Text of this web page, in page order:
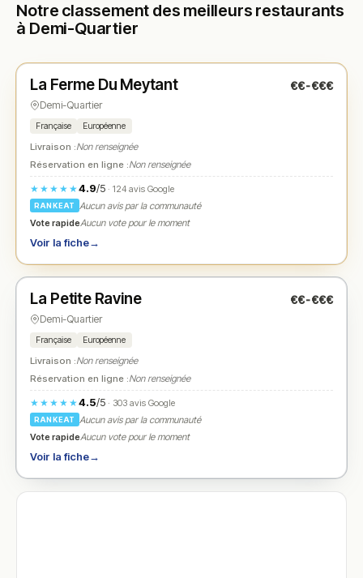
Notre classement des meilleurs restaurants
à Demi-Quartier
★ N° 1
La Ferme Du Meytant €€-€€€
Demi-Quartier
Française Européenne
Livraison :Non renseignée
Réservation en ligne :Non renseignée
★★★★★4.9/5· 124 avis Google
RANKEAT
Aucun avis par la communauté
Vote rapideAucun vote pour le moment
Voir la fiche→
★ N° 2
La Petite Ravine €€-€€€
Demi-Quartier
Française Européenne
Livraison :Non renseignée
Réservation en ligne :Non renseignée
★★★★★4.5/5· 303 avis Google
RANKEAT
Aucun avis par la communauté
Vote rapideAucun vote pour le moment
Voir la fiche→